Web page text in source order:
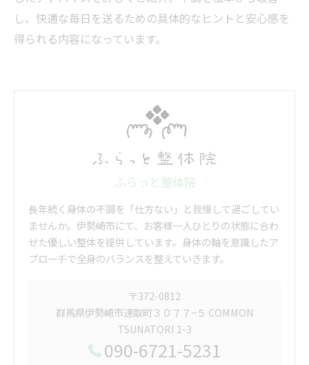
し、快適な毎日を送るための具体的なヒントと安心感を
得られる内容になっています。
ふらっと整体院
長年続く身体の不調を「仕方ない」と我慢して過ごしてい
ませんか。伊勢崎市にて、お客様一人ひとりの状態に合わ
せた優しい整体を提供しています。身体の軸を意識したア
プローチで全身のバランスを整えていきます。
〒372-0812
群馬県伊勢崎市連取町３０７７−５ COMMON
TSUNATORI 1-3
090-6721-5231